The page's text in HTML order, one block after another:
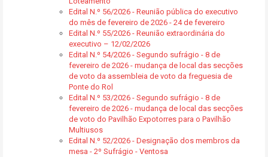
Edital N.º 56/2026 - Reunião pública do executivo
do mês de fevereiro de 2026 - 24 de fevereiro
Edital N.º 55/2026 - Reunião extraordinária do
executivo – 12/02/2026
Edital N.º 54/2026 - Segundo sufrágio - 8 de
fevereiro de 2026 - mudança de local das secções
de voto da assembleia de voto da freguesia de
Ponte do Rol
Edital N.º 53/2026 - Segundo sufrágio - 8 de
fevereiro de 2026 - mudança de local das secções
de voto do Pavilhão Expotorres para o Pavilhão
Multiusos
Edital N.º 52/2026 - Designação dos membros da
mesa - 2º Sufrágio - Ventosa